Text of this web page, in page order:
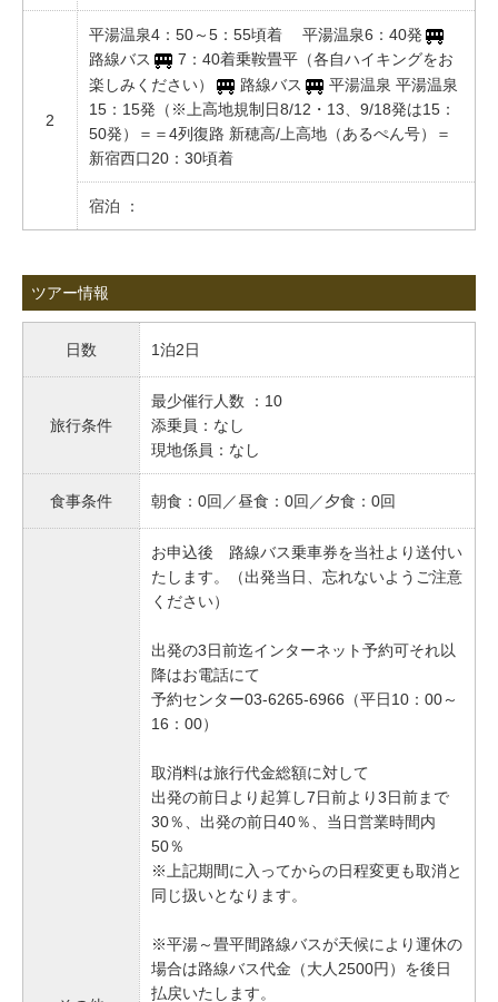
2
平湯温泉4：50～5：55頃着 平湯温泉6：40発
路線バス
7：40着乗鞍畳平（各自ハイキングをお
楽しみください）
路線バス
平湯温泉 平湯温泉
15：15発（※上高地規制日8/12・13、9/18発は15：
50発）＝＝4列復路 新穂高/上高地（あるぺん号）＝
新宿西口20：30頃着
宿泊 ：
ツアー情報
日数 1泊2日
旅行条件
最少催行人数 ：10
添乗員：なし
現地係員：なし
食事条件 朝食：0回／昼食：0回／夕食：0回
お申込後 路線バス乗車券を当社より送付い
たします。（出発当日、忘れないようご注意
ください）
出発の3日前迄インターネット予約可それ以
降はお電話にて
予約センター03-6265-6966（平日10：00～
16：00）
取消料は旅行代金総額に対して
出発の前日より起算し7日前より3日前まで
30％、出発の前日40％、当日営業時間内
50％
※上記期間に入ってからの日程変更も取消と
同じ扱いとなります。
※平湯～畳平間路線バスが天候により運休の
場合は路線バス代金（大人2500円）を後日
払戻いたします。